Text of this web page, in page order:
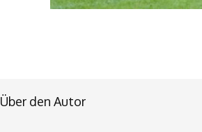
Über den Autor